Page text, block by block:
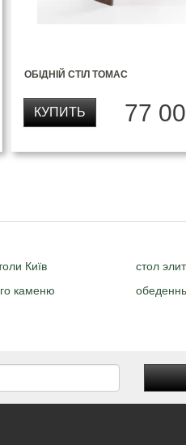
ОБІДНІЙ СТІЛ ТОМАС
77
КУПИТЬ
Київ
стол
каменю